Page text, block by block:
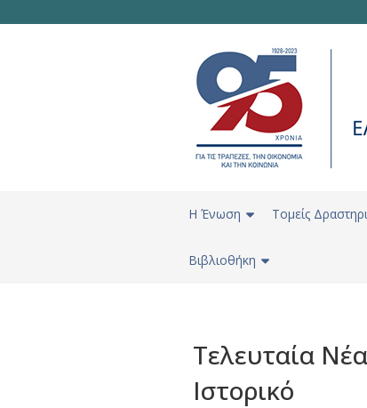
H Ένωση Τομείς
Βιβλιοθήκη
Τελευταία
Ιστορικό